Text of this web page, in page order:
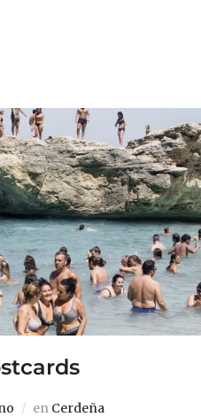
en Cerdeña